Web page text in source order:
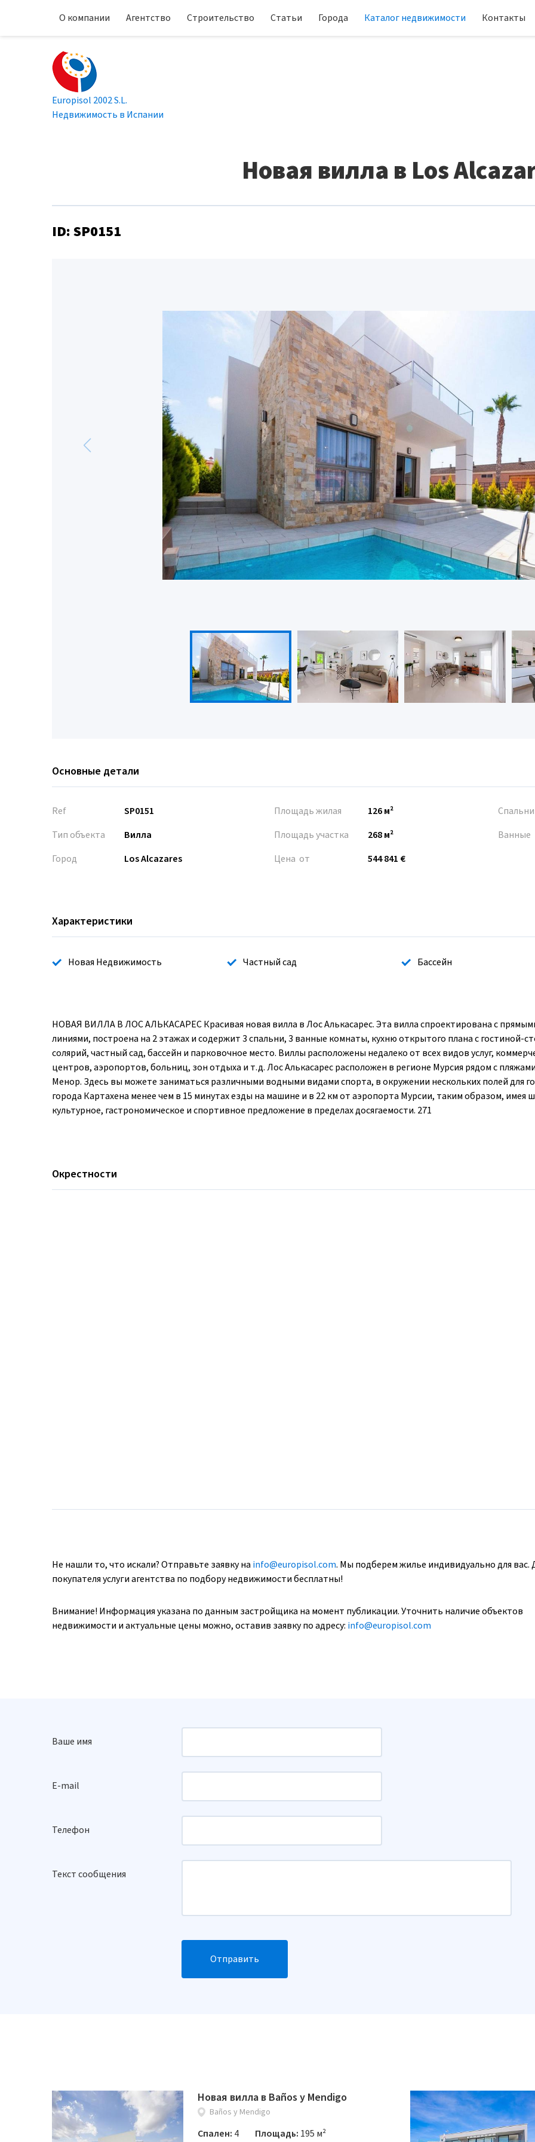
О компании Агентство Строительство Статьи Города Каталог недвижимости Контакты
Europisol 2002 S.L.
Недвижимость в Испании
Новая вилла в Los
ID: SP0151
Основные детали
Ref
SP0151
Тип объекта
Вилла
Город
Los Alcazares
Площадь жилая
126 м²
Площадь участка
268 м²
Цена от
544 841 €
Спальни
Ванные
Характеристики
Новая Недвижимость Частный сад Бассейн
НОВАЯ ВИЛЛА В ЛОС АЛЬКАСАРЕС Красивая новая вилла в Лос Алькасарес. Эта вилла спроектирована с
линиями, построена на 2 этажах и содержит 3 спальни, 3 ванные комнаты, кухню открытого плана с гостиной-
солярий, частный сад, бассейн и парковочное место. Виллы расположены недалеко от всех видов услуг,
центров, аэропортов, больниц, зон отдыха и т.д. Лос Алькасарес расположен в регионе Мурсия рядом с
Менор. Здесь вы можете заниматься различными водными видами спорта, в окружении нескольких полей для
города Картахена менее чем в 15 минутах езды на машине и в 22 км от аэропорта Мурсии, таким образом, имея
культурное, гастрономическое и спортивное предложение в пределах досягаемости. 271
Окрестности
Не нашли то, что искали? Отправьте заявку наinfo@europisol.com. Мы подберем жилье индивидуально для вас.
покупателя услуги агентства по подбору недвижимости бесплатны!
Внимание! Информация указана по данным застройщика на момент публикации. Уточнить наличие объектов
недвижимости и актуальные цены можно, оставив заявку по адресу: info@europisol.com
Ваше имя
E-mail
Телефон
Текст сообщения
Отправить
Новая вилла в Baños y Mendigo
Baños y Mendigo
Спален: 4 Площадь: 195 м²